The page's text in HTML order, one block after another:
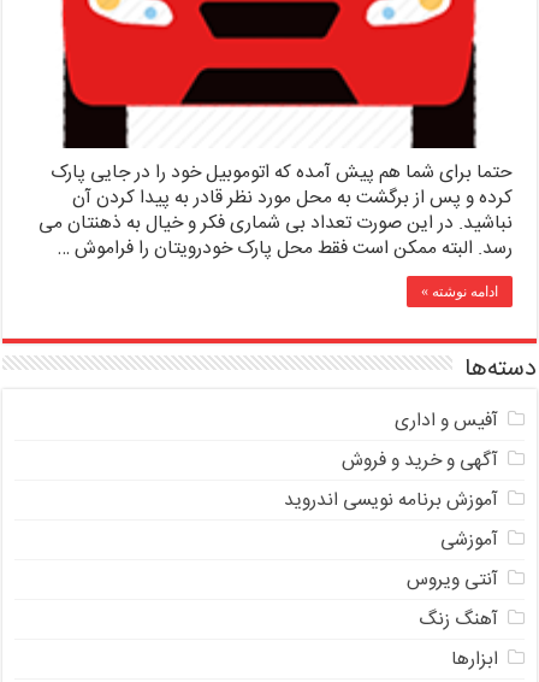
حتما برای شما هم پیش آمده که اتوموبیل خود را در جایی پارک
کرده و پس از برگشت به محل مورد نظر قادر به پیدا کردن آن
نباشید. در این صورت تعداد بی شماری فکر و خیال به ذهنتان می
رسد. البته ممکن است فقط محل پارک خودرویتان را فراموش …
ادامه نوشته »
دسته‌ها
آفیس و اداری
آگهی و خرید و فروش
آموزش برنامه نویسی اندروید
آموزشی
آنتی ویروس
آهنگ زنگ
ابزارها